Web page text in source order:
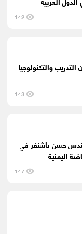
142
التدريب والتكنولوجيا
143
حسن باشنفر في
اليمنية
147